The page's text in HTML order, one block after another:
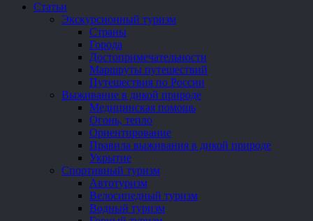
Статьи
Экскурсионный туризм
Страны
Города
Достопримечательности
Маршруты путешествий
Путешествия по России
Выживание в дикой природе
Медицинская помощь
Огонь, тепло
Ориентирование
Правила выживания в дикой природе
Укрытие
Спортивный туризм
Автотуризм
Велосипедный туризм
Водный туризм